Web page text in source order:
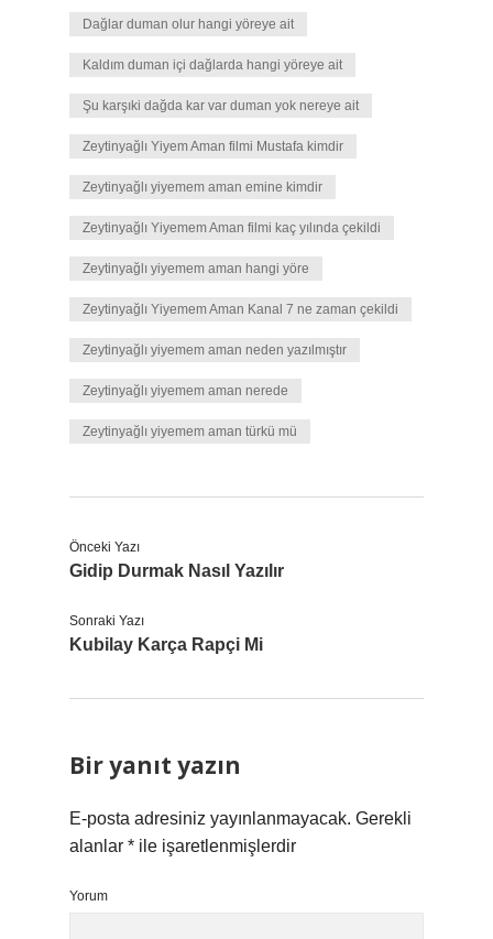
Dağlar duman olur hangi yöreye ait
Kaldım duman içi dağlarda hangi yöreye ait
Şu karşıki dağda kar var duman yok nereye ait
Zeytinyağlı Yiyem Aman filmi Mustafa kimdir
Zeytinyağlı yiyemem aman emine kimdir
Zeytinyağlı Yiyemem Aman filmi kaç yılında çekildi
Zeytinyağlı yiyemem aman hangi yöre
Zeytinyağlı Yiyemem Aman Kanal 7 ne zaman çekildi
Zeytinyağlı yiyemem aman neden yazılmıştır
Zeytinyağlı yiyemem aman nerede
Zeytinyağlı yiyemem aman türkü mü
Önceki Yazı
Gidip Durmak Nasıl Yazılır
Sonraki Yazı
Kubilay Karça Rapçi Mi
Bir yanıt yazın
E-posta adresiniz yayınlanmayacak. Gerekli
alanlar * ile işaretlenmişlerdir
Yorum